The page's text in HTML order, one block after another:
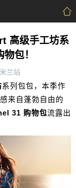
高级手工坊系
包！
兰站
系列包包，本季作
来自蓬勃自由的
31 购物包流露出